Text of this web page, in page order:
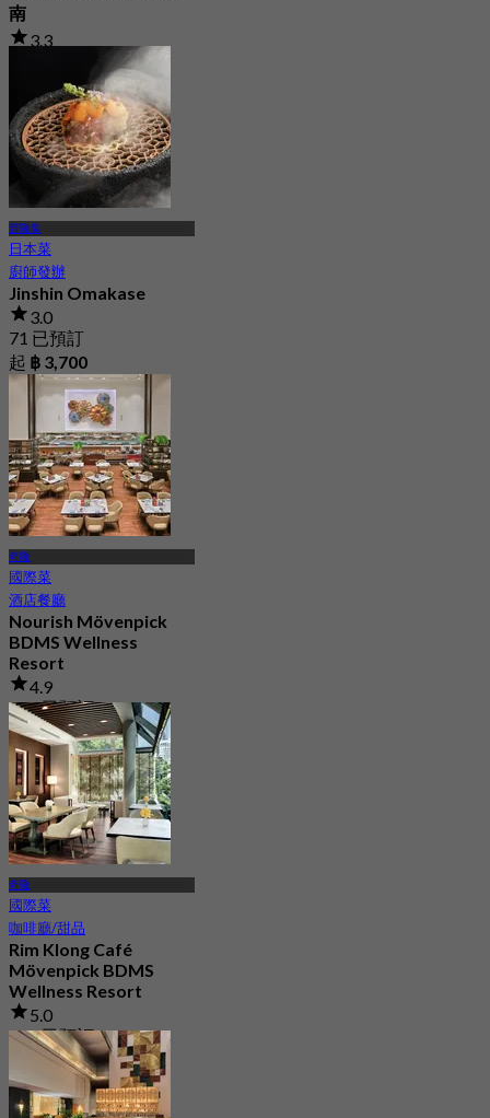
南
3.3
฿ 4,532
普隆集
日本菜
廚師發辦
Jinshin Omakase
3.0
71 已預訂
起 ฿ 3,700
奇隆
國際菜
酒店餐廳
Nourish Mövenpick
BDMS Wellness
Resort
4.9
293 已預訂
起฿ 600
奇隆
國際菜
咖啡廳/甜品
Rim Klong Café
Mövenpick BDMS
Wellness Resort
5.0
150 已預訂
฿ 600